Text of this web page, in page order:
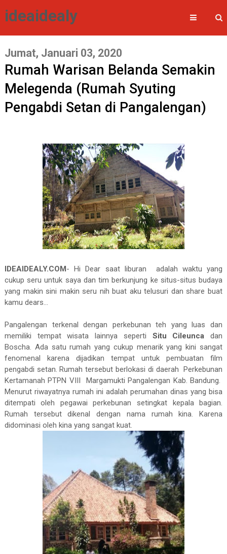
ideaidealy
Jumat, Januari 03, 2020
Rumah Warisan Belanda Semakin
Melegenda (Rumah Syuting
Pengabdi Setan di Pangalengan)
IDEAIDEALY.COM- Hi Dear saat liburan
adalah waktu yang
cukup seru untuk saya dan tim berkunjung ke situs-situs budaya
yang makin sini makin seru nih buat aku telusuri dan share buat
kamu dears...
Pangalengan terkenal dengan perkebunan teh yang luas dan
memiliki tempat wisata lainnya seperti Situ Cileunca dan
Boscha. Ada satu rumah yang cukup menarik yang kini sangat
fenomenal karena dijadikan tempat untuk pembuatan film
pengabdi setan. Rumah tersebut berlokasi di daerah Perkebunan
Kertamanah PTPN VIII
Margamukti Pangalengan Kab. Bandung.
Menurut riwayatnya rumah ini adalah perumahan dinas yang bisa
ditempati oleh pegawai perkebunan setingkat kepala bagian.
Rumah tersebut dikenal dengan nama rumah kina. Karena
didominasi oleh kina yang sangat kuat.